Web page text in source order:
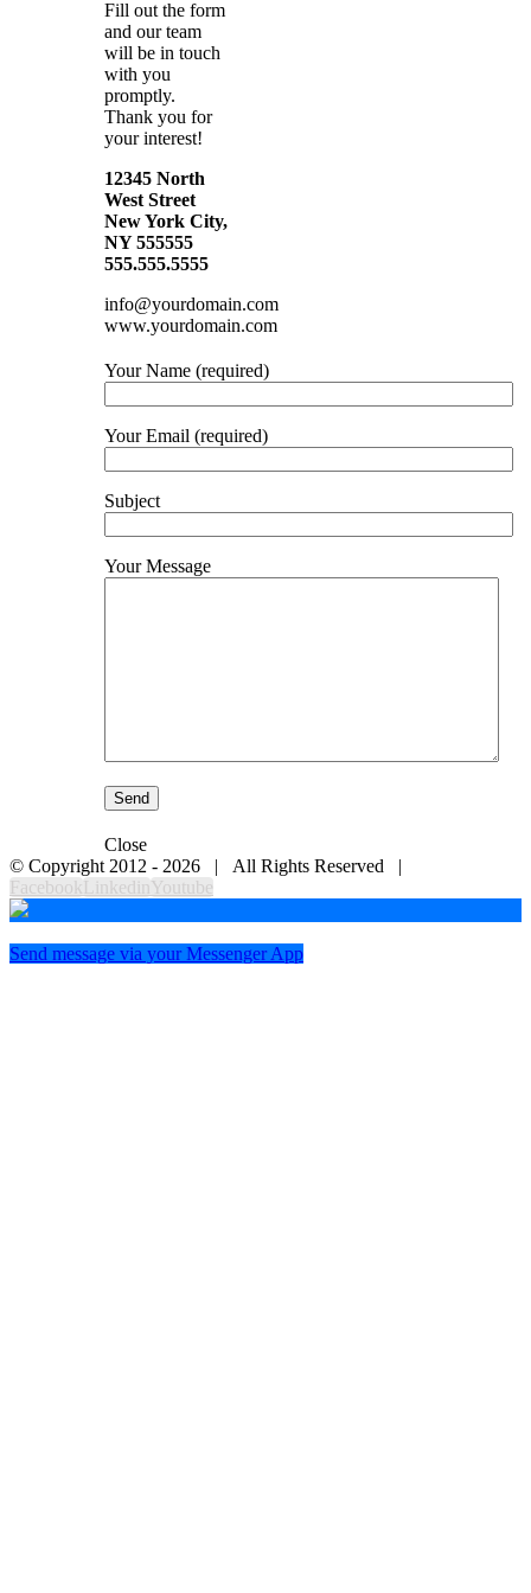
Fill out the form
and our team
will be in touch
with you
promptly.
Thank you for
your interest!
12345 North
West Street
New York City,
NY 555555
555.555.5555
info@yourdomain.com
www.yourdomain.com
Your Name (required)
Your Email (required)
Subject
Your Message
Close
© Copyright 2012 - 2026 | All Rights Reserved |
Facebook LinkedinYoutube
Send message via your Messenger App